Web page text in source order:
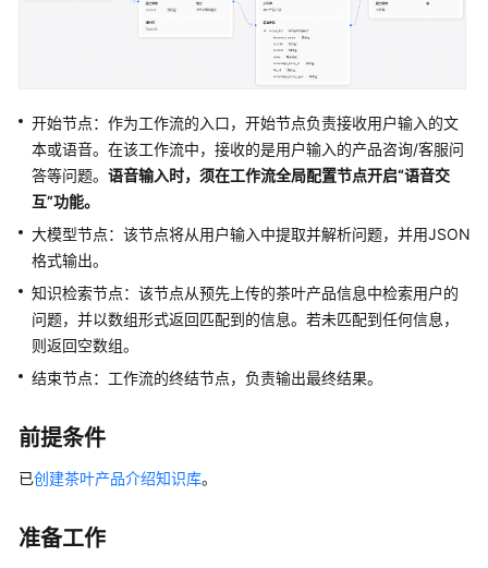
费
说
明
户
指
南
最
佳
实
最
实
开始节点：作为工作流的入口，开始节点负责接收用户输入的文
本或语音。在该工作流中，接收的是用户输入的产品咨询/客服问
答等问题。 语音输入时，须在工作流全局配置节点开启“语音交
互”功能。
大模型节点：该节点将从用户输入中提取并解析问题，并用JSON
格式输出。
知识检索节点：该节点从预先上传的茶叶产品信息中检索用户的
问题，并以数组形式返回匹配到的信息。若未匹配到任何信息，
则返回空数组。
结束节点：工作流的终结节点，负责输出最终结果。
前提条件
已创建茶叶产品介绍知识库。
准备工作